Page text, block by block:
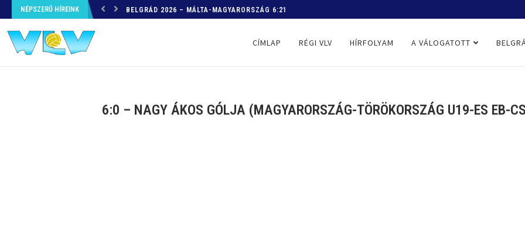
NÉPSZERŰ HÍREINK HELYZETKÉP AZ EB-RŐL – A TOVÁBBI PROGRAM
CÍMLAP RÉGI VLV HÍRFOLYAM A VÁLOGATOTT
6:0 – NAGY ÁKOS GÓLJA (MAGYARORSZÁG-TÖRÖKORSZÁG U19-ES EB-